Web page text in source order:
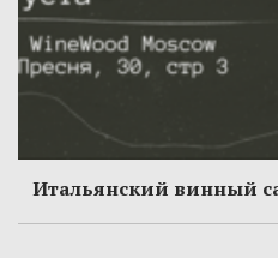
Итальянский винный